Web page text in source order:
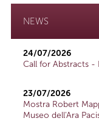
NEWS
24/07/2026
Call for Abstracts -
23/07/2026
Mostra Robert
Museo dell'Ara